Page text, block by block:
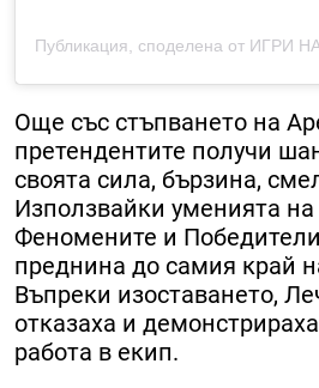
Още със стъпването на
претендентите получи
своята сила, бързина,
Използвайки уменията на
Феномените и
преднина до самия край
Въпреки изоставането,
отказаха и
работа в екип.